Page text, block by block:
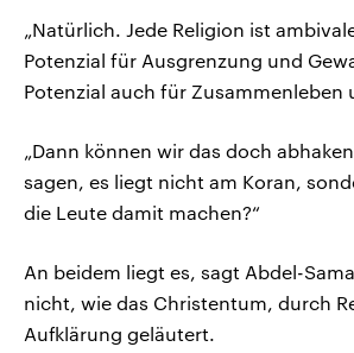
„Natürlich. Jede Religion ist
Potenzial für Ausgrenzung und
Potenzial auch für Zusammenleben
„Dann können wir das doch
sagen, es liegt nicht am Koran,
die Leute damit machen?“
An beidem liegt es, sagt Abdel-
nicht, wie das Christentum, durch
Aufklärung geläutert.